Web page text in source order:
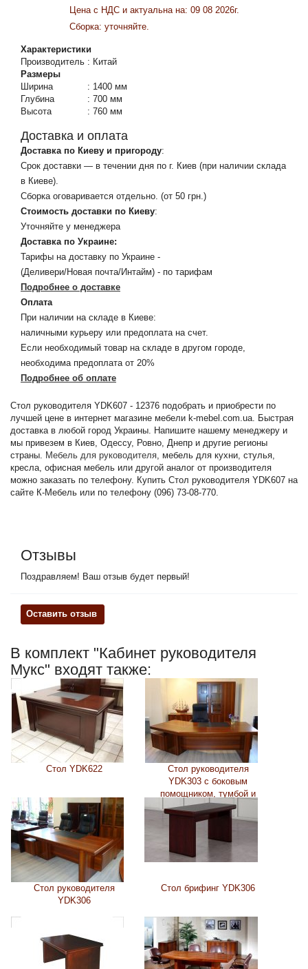
Цена c НДС и актуальна на: 09 08 2026г.
Сборка: уточняйте.
Характеристики
Производитель : Китай
Размеры
Ширина
: 1400 мм
Глубина
: 700 мм
Высота
: 760 мм
Доставка и оплата
Доставка по Киеву и пригороду:
Срок доставки — в течении дня по г. Киев (при наличии склада
в Киеве).
Сборка оговаривается отдельно. (от 50 грн.)
Стоимость доставки по Киеву:
Уточняйте у менеджера
Доставка по Украине:
Тарифы на доставку по Украине -
(Деливери/Новая почта/Интайм) - по тарифам
Подробнее о доставке
Оплата
При наличии на складе в Киеве:
наличными курьеру или предоплата на счет.
Если необходимый товар на складе в другом городе,
необходима предоплата от 20%
Подробнее об оплате
Стол руководителя YDK607 - 12376 подобрать и приобрести по
лучшей цене в интернет магазине мебели k-mebel.com.ua. Быстрая
доставка в любой город Украины. Напишите нашему менеджеру и
мы привезем в Киев, Одессу, Ровно, Днепр и другие регионы
страны. Мебель для руководителя, мебель для кухни, стулья,
кресла, офисная мебель или другой аналог от производителя
можно заказать по телефону. Купить Стол руководителя YDK607 на
сайте К-Мебель или по телефону (096) 73-08-770.
Отзывы
Поздравляем! Ваш отзыв будет первый!
Оставить отзыв
В комплект "Кабинет руководителя
Мукс" входят также:
Стол YDK622
Стол руководителя
YDK303 с боковым
помощником, тумбой и
бюваром
Стол руководителя
YDK306
Стол брифинг YDK306